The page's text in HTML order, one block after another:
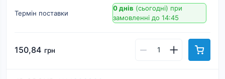
Термін поставки
0 днів (сьогодні) при
замовленні до 14:45
150,84 грн